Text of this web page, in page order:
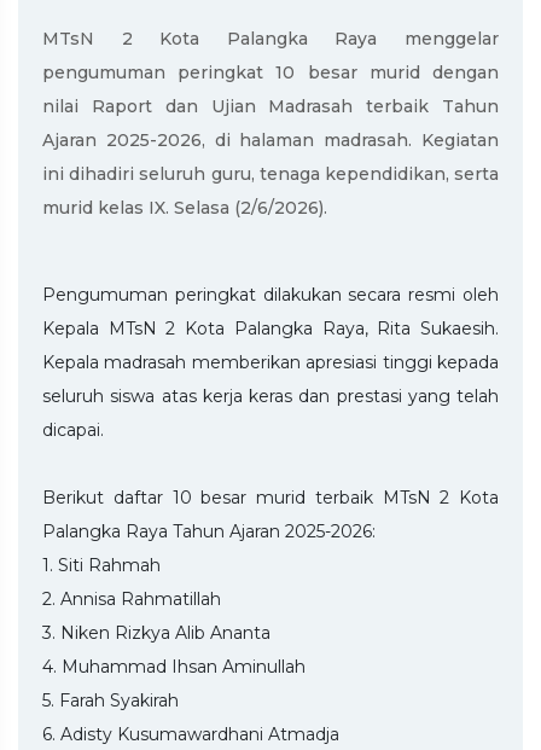
MTsN 2 Kota Palangka Raya menggelar
pengumuman peringkat 10 besar murid dengan
nilai Raport dan Ujian Madrasah terbaik Tahun
Ajaran 2025-2026, di halaman madrasah. Kegiatan
ini dihadiri seluruh guru, tenaga kependidikan, serta
murid kelas IX. Selasa (2/6/2026).
Pengumuman peringkat dilakukan secara resmi oleh
Kepala MTsN 2 Kota Palangka Raya, Rita Sukaesih.
Kepala madrasah memberikan apresiasi tinggi kepada
seluruh siswa atas kerja keras dan prestasi yang telah
dicapai.
Berikut daftar 10 besar murid terbaik MTsN 2 Kota
Palangka Raya Tahun Ajaran 2025-2026:
1. Siti Rahmah
2. Annisa Rahmatillah
3. Niken Rizkya Alib Ananta
4. Muhammad Ihsan Aminullah
5. Farah Syakirah
6. Adisty Kusumawardhani Atmadja